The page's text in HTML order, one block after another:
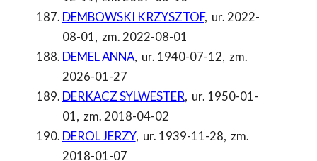
DEMBOWSKI KRZYSZTOF, ur. 2022-
08-01, zm. 2022-08-01
DEMEL ANNA, ur. 1940-07-12, zm.
2026-01-27
DERKACZ SYLWESTER, ur. 1950-01-
01, zm. 2018-04-02
DEROL JERZY, ur. 1939-11-28, zm.
2018-01-07